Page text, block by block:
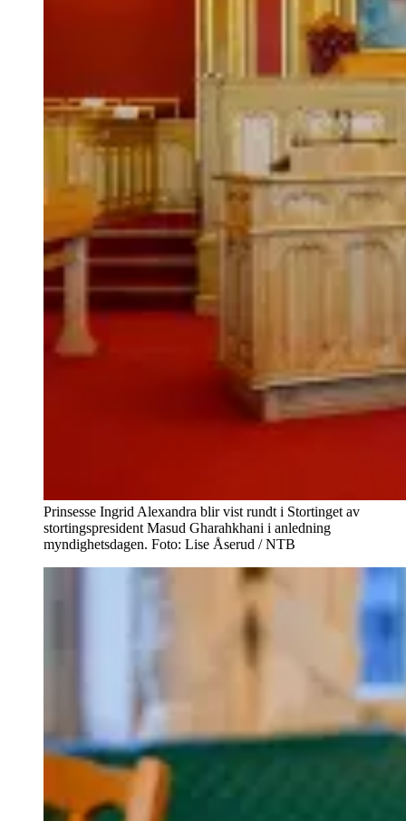
Prinsesse Ingrid Alexandra blir vist rundt i Stortinget av
stortingspresident Masud Gharahkhani i anledning
myndighetsdagen. Foto: Lise Åserud / NTB